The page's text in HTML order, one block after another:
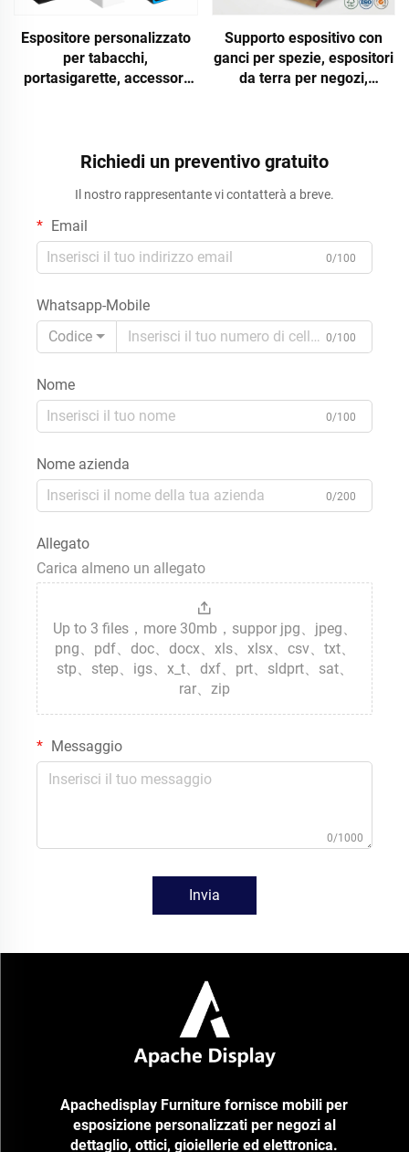
Espositore personalizzato
per tabacchi,
portasigarette, accessori
fumatori e boutique di
Apache
Supporto espositivo con
ganci per spezie, espositori
da terra per negozi,
cucina e alimentari.
Richiedi un preventivo gratuito
Il nostro rappresentante vi contatterà a breve.
Email
0/100
Whatsapp-Mobile
Codice
0/100
Nome
0/100
Nome azienda
0/200
Allegato
Carica almeno un allegato
Up to 3 files，more 30mb，suppor jpg、jpeg、
png、pdf、doc、docx、xls、xlsx、csv、txt、
stp、step、igs、x_t、dxf、prt、sldprt、sat、
rar、zip
Messaggio
0/1000
Invia
Apachedisplay Furniture fornisce mobili per
esposizione personalizzati per negozi al
dettaglio, ottici, gioiellerie ed elettronica.